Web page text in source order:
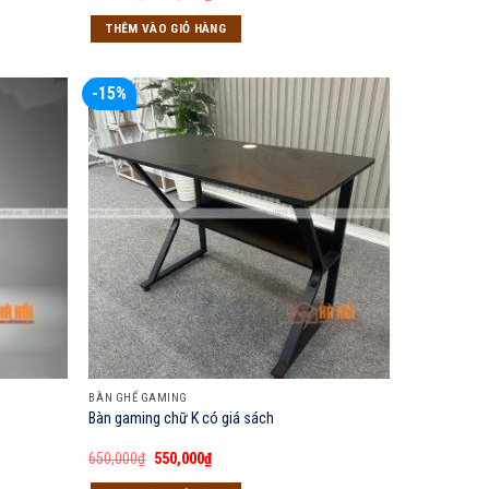
là:
600,000₫.
hiện
tại
là:
THÊM VÀO GIỎ HÀNG
-15%
BÀN GHẾ GAMING
Bàn gaming chữ K có giá sách
650,000₫ Giá
550,000₫Giá
hiện